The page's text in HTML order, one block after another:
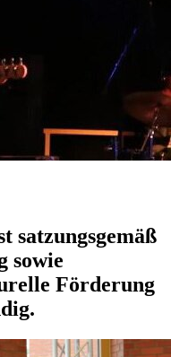
satzungsgemäß
sowie
Förderung